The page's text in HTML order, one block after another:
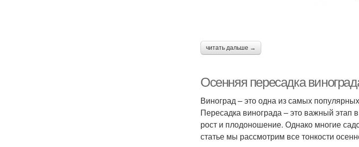
читать дальше →
Осенняя пересадка
Виноград – это одна из самых
Пересадка винограда – это важный этап
рост и плодоношение. Однако многие
статье мы рассмотрим все тонкости